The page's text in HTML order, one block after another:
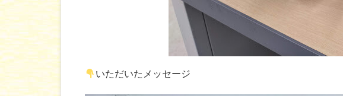
いただいたメッセージ